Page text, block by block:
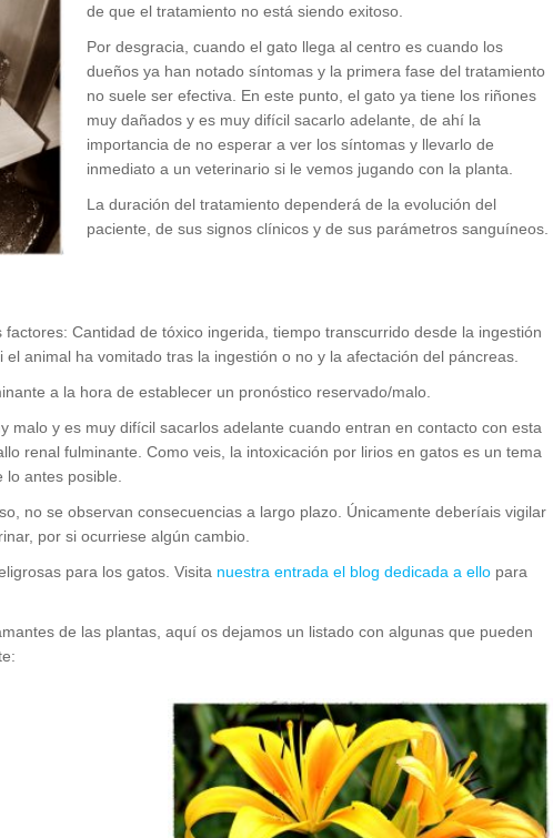
de que el tratamiento no está siendo exitoso.
Por desgracia, cuando el gato llega al centro es cuando los
dueños ya han notado síntomas y la primera fase del tratamiento
no suele ser efectiva. En este punto, el gato ya tiene los riñones
muy dañados y es muy difícil sacarlo adelante, de ahí la
importancia de no esperar a ver los síntomas y llevarlo de
inmediato a un veterinario si le vemos jugando con la planta.
La duración del tratamiento dependerá de la evolución del
paciente, de sus signos clínicos y de sus parámetros sanguíneos.
Cantidad de tóxico ingerida, tiempo transcurrido desde la ingestión
animal ha vomitado tras la ingestión o no y la afectación del páncreas.
a la hora de establecer un pronóstico reservado/malo.
malo y es muy difícil sacarlos adelante cuando entran en contacto con esta
renal fulminante. Como veis, la intoxicación por lirios en gatos es un tema
antes posible.
no se observan consecuencias a largo plazo. Únicamente deberíais vigilar
por si ocurriese algún cambio.
para los gatos. Visita nuestra entrada el blog dedicada a ello para
de las plantas, aquí os dejamos un listado con algunas que pueden